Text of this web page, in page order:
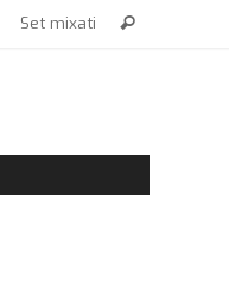
Set mixati